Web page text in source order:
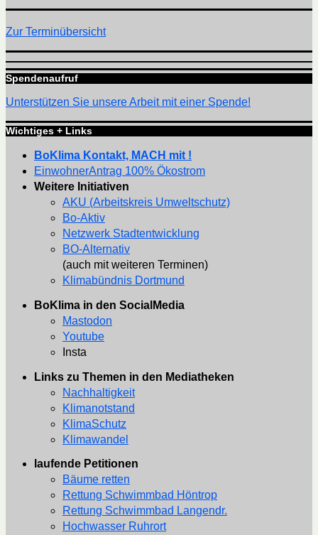
Zur Terminübersicht
Spendenaufruf
Unterstützen Sie unsere Arbeit mit einer Spende!
Wichtiges + Links
BoKlima Kontakt, MACH mit !
EinwohnerAntrag 100% Ökostrom
Weitere Initiativen
AKU (Arbeitskreis Umweltschutz)
Bo-Aktiv
Netzwerk Stadtentwicklung
BO-Alternativ
(auch mit weiteren Terminen)
Klimabündnis Dortmund
BoKlima in den SocialMedia
Mastodon
Youtube
Insta
Links zu Themen in den Mediatheken
Nachhaltigkeit
Klimanotstand
KlimaSchutz
Klimawandel
laufende Petitionen
Bäume retten
Rettung Schwimmbad Höntrop
Rettung Schwimmbad Langendr.
Hochwasser Ruhrort